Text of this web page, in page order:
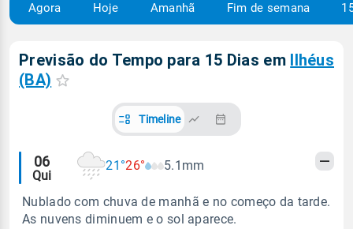
Agora Hoje Amanhã Fim de semana
Previsão do Tempo para 15 Dias em Ilhéus
(BA)
Timeline
Alertas
meteorológicos
06
Qui
21°26° 5.1mm
Nublado com chuva de manhã e no começo da tarde.
As nuvens diminuem e o sol aparece.